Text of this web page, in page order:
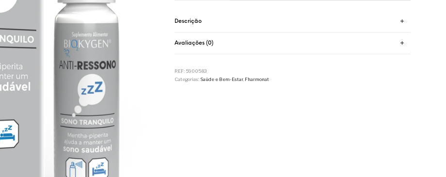
Descrição
Avaliações (0)
REF: 5900583
Categorias: Saúde e Bem-Estar, Fharmonat